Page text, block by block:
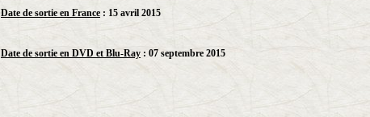
Date de sortie en France : 15 avril 2015
Date de sortie en DVD et Blu-Ray : 07 septembre 2015